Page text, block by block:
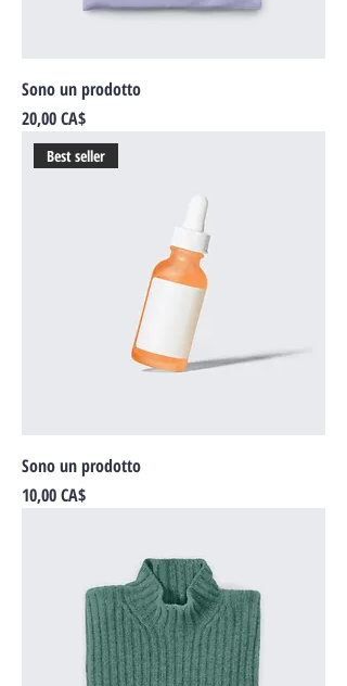
Sono un prodotto
Prezzo
20,00 CA$
Best seller
Sono un prodotto
Prezzo
10,00 CA$